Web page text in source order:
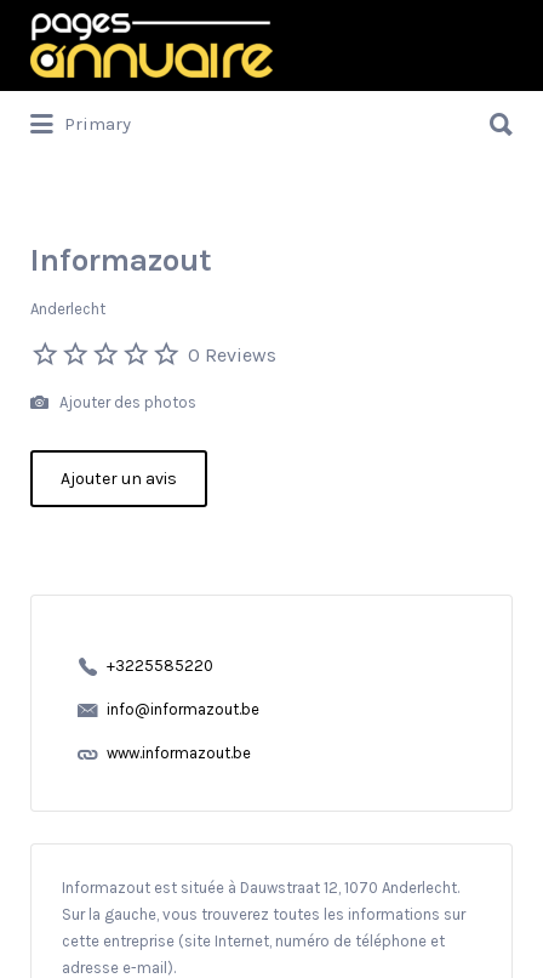
Rechercher:
Primary
Informazout
Anderlecht
0 Reviews
Ajouter des photos
Ajouter un avis
+3225585220
info@informazout.be
www.informazout.be
Informazout est située à Dauwstraat 12, 1070 Anderlecht.
Sur la gauche, vous trouverez toutes les informations sur
cette entreprise (site Internet, numéro de téléphone et
adresse e-mail).